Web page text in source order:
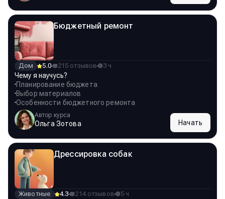
Бюджетный ремонт
Дом 5.0 215 отзывов 3 ч
Чему я научусь?
Планирование бюджета
Выбор материалов
Особенности бюджетного ремонта
Автор курса
Ольга Зотова Начать
Дрессировка собак
Животные 4.3 214 отзывов 5 ч